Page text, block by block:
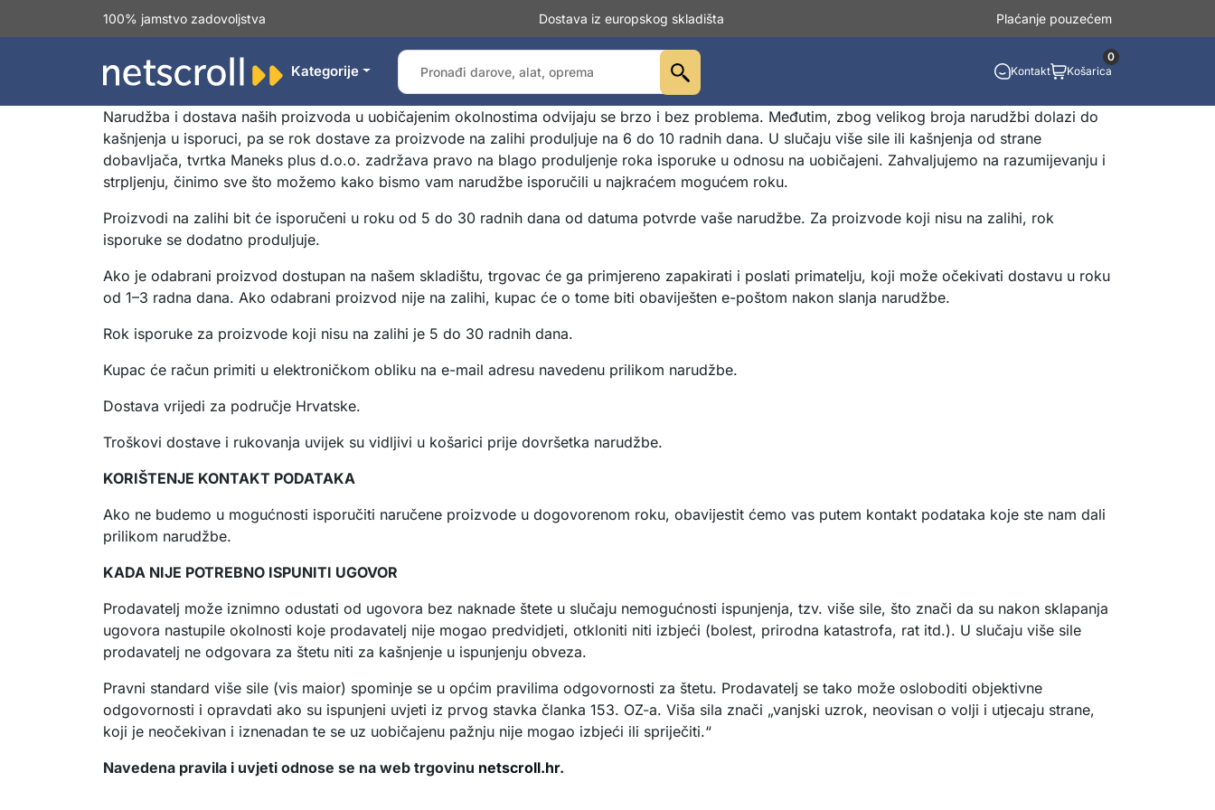
100% jamstvo zadovoljstva Dostava iz europskog skladišta Plaćanje pouzećem
Kategorije Kontakt Košarica
0
Narudžba i dostava naših proizvoda u uobičajenim okolnostima odvijaju se brzo i bez problema. Međutim, zbog velikog broja narudžbi dolazi do
kašnjenja u isporuci, pa se rok dostave za proizvode na zalihi produljuje na 6 do 10 radnih dana. U slučaju više sile ili kašnjenja od strane
dobavljača, tvrtka Maneks plus d.o.o. zadržava pravo na blago produljenje roka isporuke u odnosu na uobičajeni. Zahvaljujemo na razumijevanju i
strpljenju, činimo sve što možemo kako bismo vam narudžbe isporučili u najkraćem mogućem roku.
Proizvodi na zalihi bit će isporučeni u roku od 5 do 30 radnih dana od datuma potvrde vaše narudžbe. Za proizvode koji nisu na zalihi, rok
isporuke se dodatno produljuje.
Ako je odabrani proizvod dostupan na našem skladištu, trgovac će ga primjereno zapakirati i poslati primatelju, koji može očekivati dostavu u roku
od 1–3 radna dana. Ako odabrani proizvod nije na zalihi, kupac će o tome biti obaviješten e-poštom nakon slanja narudžbe.
Rok isporuke za proizvode koji nisu na zalihi je 5 do 30 radnih dana.
Kupac će račun primiti u elektroničkom obliku na e-mail adresu navedenu prilikom narudžbe.
Dostava vrijedi za područje Hrvatske.
Troškovi dostave i rukovanja uvijek su vidljivi u košarici prije dovršetka narudžbe.
KORIŠTENJE KONTAKT PODATAKA
Ako ne budemo u mogućnosti isporučiti naručene proizvode u dogovorenom roku, obavijestit ćemo vas putem kontakt podataka koje ste nam dali
prilikom narudžbe.
KADA NIJE POTREBNO ISPUNITI UGOVOR
Prodavatelj može iznimno odustati od ugovora bez naknade štete u slučaju nemogućnosti ispunjenja, tzv. više sile, što znači da su nakon sklapanja
ugovora nastupile okolnosti koje prodavatelj nije mogao predvidjeti, otkloniti niti izbjeći (bolest, prirodna katastrofa, rat itd.). U slučaju više sile
prodavatelj ne odgovara za štetu niti za kašnjenje u ispunjenju obveza.
Pravni standard više sile (vis maior) spominje se u općim pravilima odgovornosti za štetu. Prodavatelj se tako može osloboditi objektivne
odgovornosti i opravdati ako su ispunjeni uvjeti iz prvog stavka članka 153. OZ-a. Viša sila znači „vanjski uzrok, neovisan o volji i utjecaju strane,
koji je neočekivan i iznenadan te se uz uobičajenu pažnju nije mogao izbjeći ili spriječiti.“
Navedena pravila i uvjeti odnose se na web trgovinu netscroll.hr.